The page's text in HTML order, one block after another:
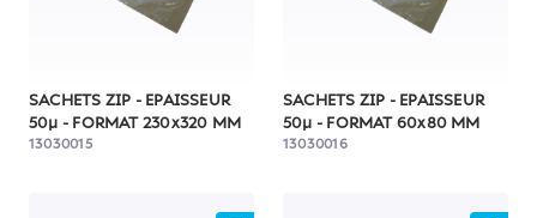
SACHETS ZIP - EPAISSEUR
50µ - FORMAT 230x320 MM
13030015
SACHETS ZIP - EPAISSEUR
50µ - FORMAT 60x80 MM
13030016